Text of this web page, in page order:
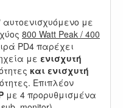
με
800 Watt Peak / 400
PD4 παρέχει
με ενισχυτή
και ενισχυτή
Επιπλέον
με 4 προρυθμισμένα